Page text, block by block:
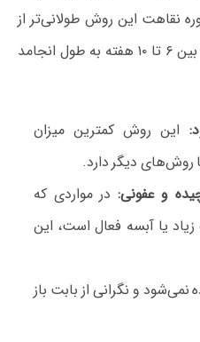
نقاهت این روش طولانی‌تر از
سایر روش‌هاست و ممکن است بین ۶ تا ۱۰ هفته به طول انجامد
این روش کمترین میزان
روش‌های دیگر دارد.
و عفونی: در مواردی که
یا آبسه فعال است، این
و نگرانی از بابت باز